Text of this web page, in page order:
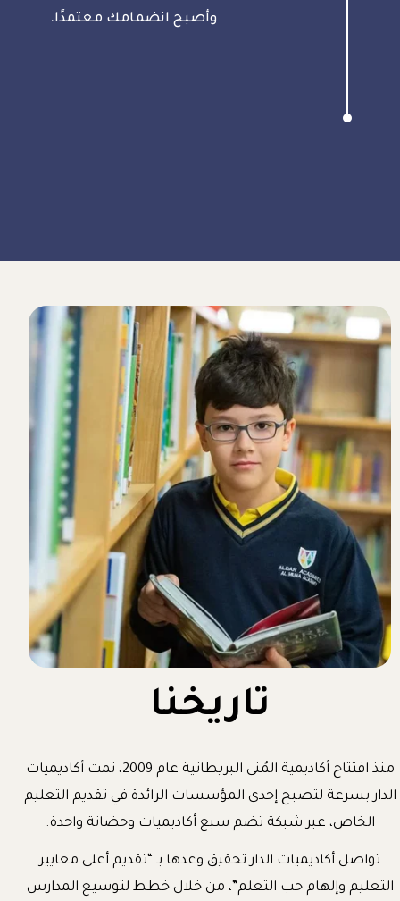
وأصبح انضمامك معتمدًا.
تاريخنا
منذ افتتاح أكاديمية المُنى البريطانية عام 2009، نمت أكاديميات
الدار بسرعة لتصبح إحدى المؤسسات الرائدة في تقديم التعليم
الخاص، عبر شبكة تضم سبع أكاديميات وحضانة واحدة.
تواصل أكاديميات الدار تحقيق وعدها بـ “تقديم أعلى معايير
التعليم وإلهام حب التعلم”، من خلال خطط لتوسيع المدارس